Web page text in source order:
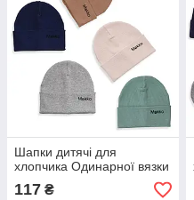
Шапки дитячі для
хлопчика Одинарної вязки
117 ₴